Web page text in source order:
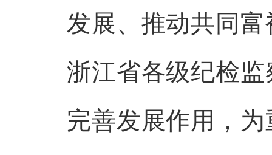
发展、推动共同
浙江省各级纪检
完善发展作用，